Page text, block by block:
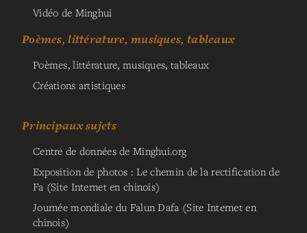
Vidéo de Minghui
Poèmes, littérature, musiques, tableaux
Poèmes, littérature, musiques, tableaux
Créations artistiques
Principaux sujets
Centre de données de Minghui.org
Exposition de photos : Le chemin de la rectification de
Fa (Site Internet en chinois)
Journée mondiale du Falun Dafa (Site Internet en
chinois)